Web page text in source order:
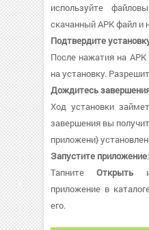
используйте
скачанный APK файл и
Подтвердите
После нажатия на
на установку.
Дождитесь
Ход установки
завершения вы
приложени}
Запустите приложение:
ТапнитеОткрыть
приложение в
его.